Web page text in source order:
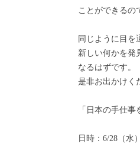
ことができるの
同じように目を
新しい何かを発
なるはずです。
是非お出かけく
「日本の手仕事
日時：6/28（水